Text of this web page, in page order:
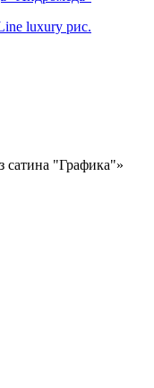
luxury рис.
сатина "Графика"»